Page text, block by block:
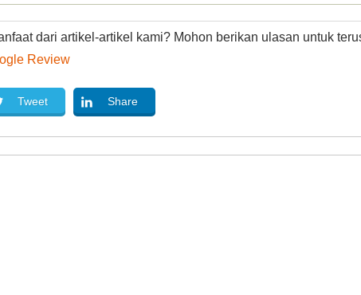
dari artikel-artikel kami? Mohon berikan ulasan untuk
Review
Tweet Share